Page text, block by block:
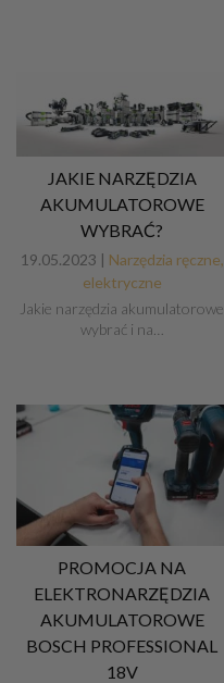
JAKIE NARZĘDZIA
AKUMULATOROWE
WYBRAĆ?
19.05.2023 | Narzędzia ręczne,
elektryczne
Jakie narzędzia akumulatorowe
wybrać i na…
PROMOCJA NA
ELEKTRONARZĘDZIA
AKUMULATOROWE
BOSCH PROFESSIONAL
18V